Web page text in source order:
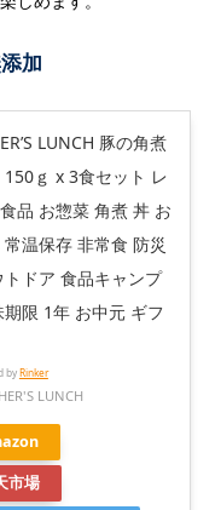
加
LUNCH 豚の角煮
150ｇ x 3食セット レ
品 お惣菜 角煮 丼 お
温保存 非常食 防災
ドア 食品キャンプ
限 1年 お中元 ギフ
byRinker
LUNCH
市場